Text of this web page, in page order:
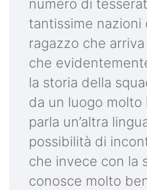
numero di
tantissime nazioni
ragazzo che
che
la storia della
da un luogo molto
parla un’altra
possibilità di
che invece con la
conosce molto